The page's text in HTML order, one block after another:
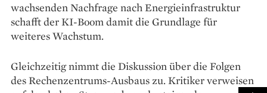
wachsenden Nachfrage nach Energieinfrastruktur
schafft der KI-Boom damit die Grundlage für
weiteres Wachstum.
Gleichzeitig nimmt die Diskussion über die Folgen
des Rechenzentrums-Ausbaus zu. Kritiker verweisen